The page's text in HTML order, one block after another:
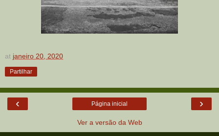
at janeiro 20, 2020
Partilhar
‹ ›
Página inicial
Ver a versão da Web